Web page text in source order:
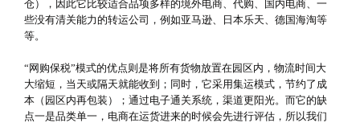
仓），因此它比较适合品项多样的境外电商、代购、国内电商、一
些没有清关能力的转运公司，例如亚马逊、日本乐天、德国海淘等
等。
“网购保税”模式的优点则是将所有货物放置在园区内，物流时间大
大缩短，当天或隔天就能收到；同时，它采用集运模式，节约了成
本（园区内再包装）；通过电子通关系统，渠道更阳光。而它的缺
点一是品类单一，电商在运货进来的时候会先进行评估，所以我们